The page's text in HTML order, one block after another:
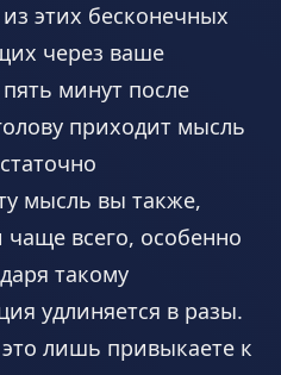
этих бесконечных
через ваше
минут после
приходит мысль
мысль вы также,
всего, особенно
такому
удлиняется в разы.
лишь привыкаете к